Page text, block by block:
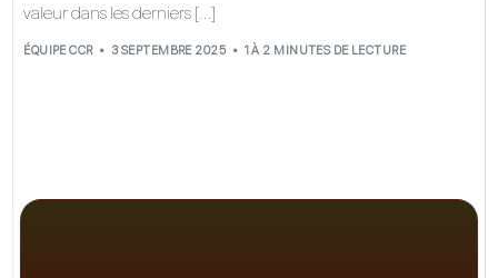
valeur dans les derniers […]
ÉQUIPE CCR 3 SEPTEMBRE 2025 1 À 2 MINUTES DE LECTURE